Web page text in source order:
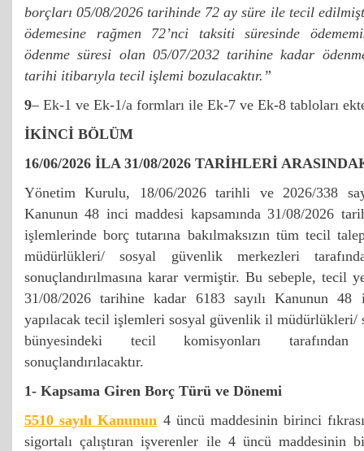
borçları 05/08/2026 tarihinde 72 ay süre ile tecil
ödemesine rağmen 72’nci taksiti süresinde
ödenme süresi olan 05/07/2032 tarihine kadar
tarihi itibarıyla tecil işlemi bozulacaktır.”
9– Ek-1 ve Ek-1/a formları ile Ek-7 ve Ek-8 tabloları
İKİNCİ BÖLÜM
16/06/2026 İLA 31/08/2026 TARİHLERİ
Yönetim Kurulu, 18/06/2026 tarihli ve 2026/338
Kanunun 48 inci maddesi kapsamında 31/08/2026
işlemlerinde borç tutarına bakılmaksızın tüm tecil
müdürlükleri/ sosyal güvenlik merkezleri
sonuçlandırılmasına karar vermiştir. Bu sebeple, tecil
31/08/2026 tarihine kadar 6183 sayılı Kanunun 48
yapılacak tecil işlemleri sosyal güvenlik il müdürlükleri/
bünyesindeki tecil komisyonları
sonuçlandırılacaktır.
1- Kapsama Giren Borç Türü ve Dönemi
5510 sayılı Kanunun 4 üncü maddesinin birinci
sigortalı çalıştıran işverenler ile 4 üncü maddesinin